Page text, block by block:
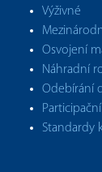
Výživné
Osvojení
Náhradní
Odebírání
Standardy